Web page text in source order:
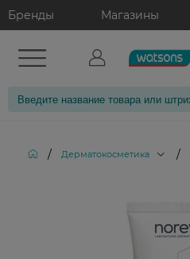
Бренды Магазины
/ Дерматокосметика /